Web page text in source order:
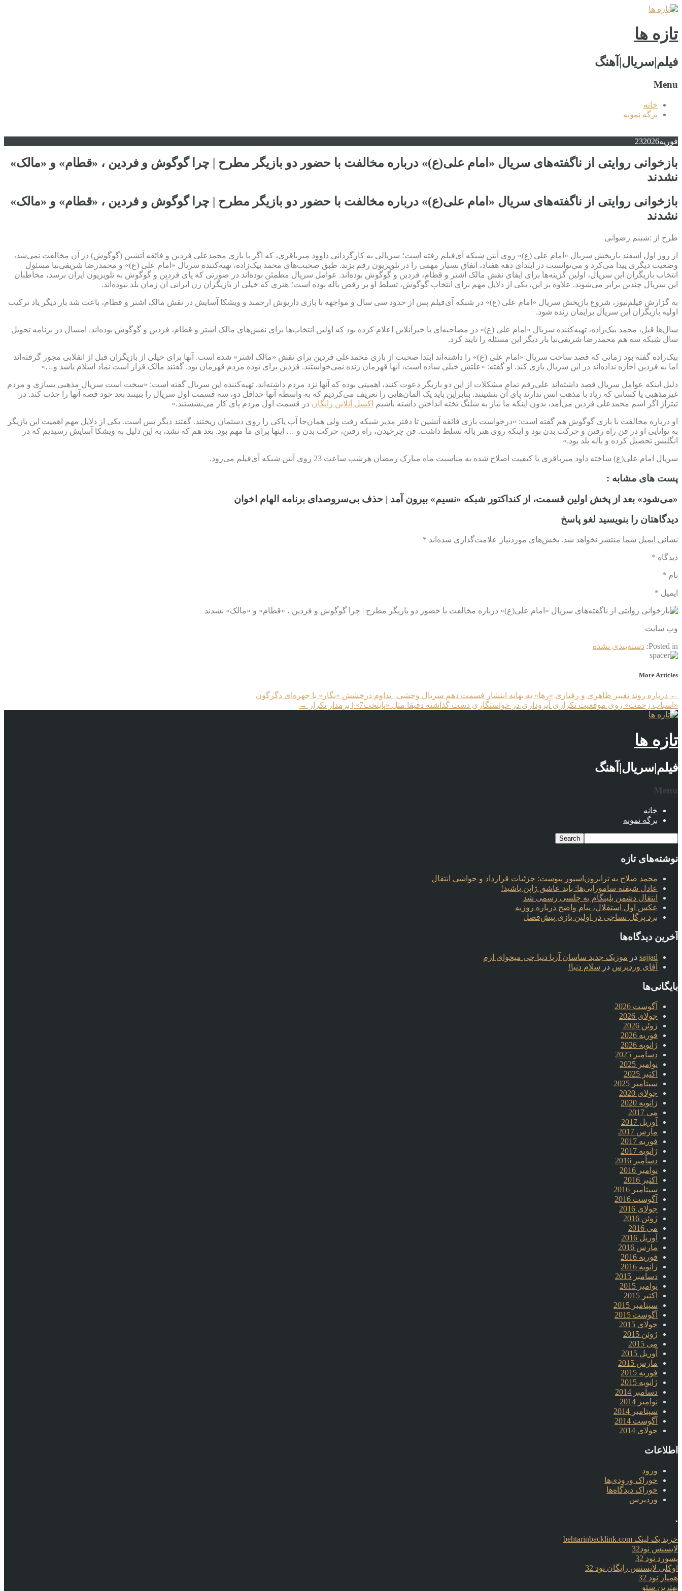
تازه ها
فیلم|سریال|آهنگ
Menu
خانه
برگه نمونه
فوریه 232026
بازخوانی روایتی از ناگفته‌های سریال «امام علی(ع)» درباره مخالفت با حضور دو بازیگر مطرح | چرا گوگوش و فردین ، «قطام» و «مالک»
نشدند
بازخوانی روایتی از ناگفته‌های سریال «امام علی(ع)» درباره مخالفت با حضور دو بازیگر مطرح | چرا گوگوش و فردین ، «قطام» و «مالک»
نشدند
طرح از :شبنم رضوانی
از روز اول اسفند بازپخش سریال «امام علی (ع)» روی آنتن شبکه آی‌فیلم رفته است؛ سریالی به کارگردانی داوود میرباقری، که اگر با بازی محمدعلی فردین و فائقه آتشین (گوگوش) در آن مخالفت نمی‌شد،
وضعیت دیگری پیدا می‌کرد و می‌توانست در ابتدای دهه هفتاد، اتفاق بسیار مهمی را در تلویزیون رقم بزند. طبق صحبت‌های محمد بیک‌زاده، تهیه‌کننده سریال «امام علی (ع)» و محمدرضا شریفی‌نیا مسئول
انتخاب بازیگران این سریال، اولین گزینه‌ها برای ایفای نقش مالک اشتر و قطام، فردین و گوگوش بوده‌اند. عوامل سریال مطمئن بوده‌اند در صورتی که پای فردین و گوگوش به تلویزیون ایران برسد، مخاطبان
این سریال چندین برابر می‌شوند. علاوه بر این، یکی از دلایل مهم برای انتخاب گوگوش، تسلط او بر رقص باله بوده است؛ هنری که خیلی از بازیگران زن ایرانی آن زمان بلد نبوده‌اند.
به گزارش فیلم‌نیوز، شروع بازپخش سریال «امام علی (ع)» در شبکه ‌آی‌فیلم پس از حدود سی سال و مواجهه با بازی داریوش ارجمند و ویشکا آسایش در نقش مالک اشتر و قطام، باعث شد بار دیگر یاد ترکیب
اولیه بازیگران این سریال برایمان زنده شود.
سال‌ها قبل، محمد بیک‌زاده، تهیه‌کننده سریال «امام علی (ع)» در مصاحبه‌ای با خبرآنلاین اعلام کرده بود که اولین انتخاب‌ها برای نقش‌های مالک اشتر و قطام، فردین و گوگوش بوده‌اند. امسال در برنامه تحویل
سال شبکه سه هم محمدرضا شریفی‌نیا بار دیگر این مسئله را تایید کرد.
بیک‌زاده گفته بود زمانی که قصد ساخت سریال «امام علی (ع)» را داشته‌اند ابتدا صحبت از بازی محمدعلی فردین برای نقش «مالک اشتر» شده است. آنها برای خیلی از بازیگران قبل از انقلابی مجوز گرفته‌اند
اما به فردین اجازه نداده‌اند در این سریال بازی کند. او گفته: «علتش خیلی ساده است، آنها قهرمان زنده نمی‌خواستند. فردین برای توده مردم قهرمان بود. گفتند مالک قرار است نماد اسلام باشد و…»
دلیل اینکه عوامل سریال قصد داشته‌اند علی‌رقم تمام مشکلات از این دو بازیگر دعوت کنند، اهمیتی بوده که آنها نزد مردم داشته‌اند. تهیه‌کننده این سریال گفته است: «سخت است سریال مذهبی بسازی و مردم
غیرمذهبی یا کسانی که زیاد با مذهب انس ندارند پای آن بنشینند. بنابراین باید یک المان‌هایی را تعریف می‌کردیم که به واسطه آنها حداقل دو، سه قسمت اول سریال را ببینند بعد خود قصه آنها را جذب کند. در
تیتراژ اگر اسم محمدعلی فردین می‌آمد، بدون اینکه ما نیاز به شلنگ تخته انداختن داشته باشیم اکسل آنلاین رایگان در قسمت اول مردم پای کار می‌نشستند.»
او درباره مخالفت با بازی گوگوش هم گفته است: «درخواست بازی فائقه آتشین تا دفتر مدیر شبکه رفت ولی همان‌جا آب پاکی را روی دستمان ریختند. گفتند دیگر بس است. یکی از دلایل مهم اهمیت این بازیگر
به توانایی او در فن راه رفتن و حرکت بدن بود و اینکه روی هنر باله تسلط داشت. فن چرخیدن، راه رفتن، حرکت بدن و … اینها برای ما مهم بود. بعد هم که نشد، به این دلیل به ویشکا آسایش رسیدیم که در
انگلیس تحصیل کرده و باله بلد بود.»
سریال امام علی(ع) ساخته داود میرباقری با کیفیت اصلاح شده به مناسبت ماه مبارک رمضان هرشب ساعت 23 روی آنتن شبکه آی‌فیلم می‌رود.
پست های مشابه :
«می‌شود» بعد از پخش اولین قسمت، از کنداکتور شبکه «نسیم» بیرون آمد | حذف بی‌سروصدای برنامه الهام اخوان
دیدگاهتان را بنویسید لغو پاسخ
نشانی ایمیل شما منتشر نخواهد شد. بخش‌های موردنیاز علامت‌گذاری شده‌اند *
دیدگاه *
نام *
ایمیل *
وب‌ سایت
Posted in: دسته‌بندی نشده
More Articles
← درباره روند تغییر ظاهری و رفتاری «رها» به بهانه انتشار قسمت دهم سریال وحشی | تداوم درخشش «نگار» با چهره‌ای دگرگون
«اسباب زحمت» روی موقعیت تکراری آبروداری در خواستگاری دست گذاشته دقیقا مثل «پایتخت7» | برمدار تکرار
→
تازه ها
فیلم|سریال|آهنگ
Menu
خانه
برگه نمونه
نوشته‌های تازه
محمد صلاح به ترابزون‌اسپور پیوست: جزئیات قرارداد و حواشی انتقال
عادل شیفته سامورایی‌ها: باید عاشق ژاپن باشید!
انتقال دشمن بلینگام به چلسی رسمی شد
عکس اول استقلال، پیام واضح درباره روزبه
برد پرگل نساجی در اولین بازی پیش‌فصل
آخرین دیدگاه‌ها
sajjad در موزیک جدید ساسان آریا دنیا چی میخوای ازم
آقای وردپرس در سلام دنیا!
بایگانی‌ها
آگوست 2026
جولای 2026
ژوئن 2026
فوریه 2026
ژانویه 2026
دسامبر 2025
نوامبر 2025
اکتبر 2025
سپتامبر 2025
جولای 2020
ژانویه 2020
می 2017
آوریل 2017
مارس 2017
فوریه 2017
ژانویه 2017
دسامبر 2016
نوامبر 2016
اکتبر 2016
سپتامبر 2016
آگوست 2016
جولای 2016
ژوئن 2016
می 2016
آوریل 2016
مارس 2016
فوریه 2016
ژانویه 2016
دسامبر 2015
نوامبر 2015
اکتبر 2015
سپتامبر 2015
آگوست 2015
جولای 2015
ژوئن 2015
می 2015
آوریل 2015
مارس 2015
فوریه 2015
ژانویه 2015
دسامبر 2014
نوامبر 2014
سپتامبر 2014
آگوست 2014
جولای 2014
اطلاعات
ورود
خوراک ورودی‌ها
خوراک دیدگاه‌ها
وردپرس
.
خرید بک لینک behtarinbacklink.com
لایسنس نود32
پسورد نود 32
اوکلی لایسنس رایگان نود 32
همیار نود 32
بهترین سئو